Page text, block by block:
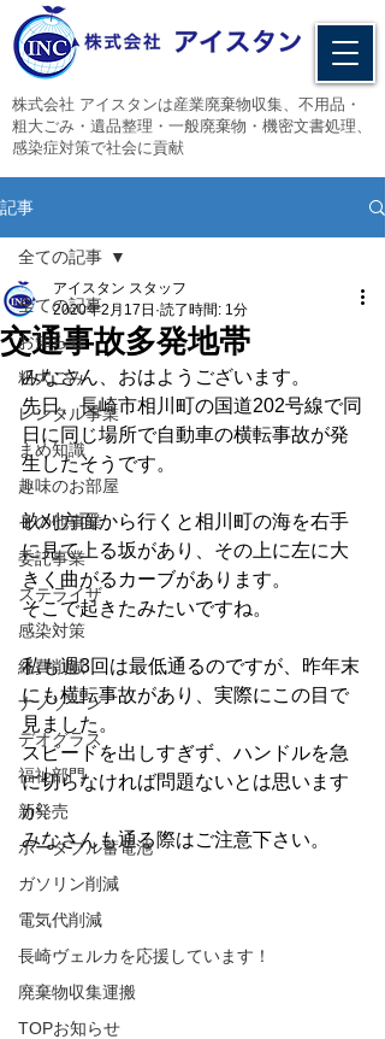
​株式会社 アイスタンは産業廃棄物収集、不用品・
粗大ごみ・遺品整理・一般廃棄物・機密文書処理、
感染症対策で社会に貢献
記事
全ての記事
お知らせ
粗大ごみ
レンタル事業
まめ知識
趣味のお部屋
その他事業
委託事業
ステライザ
感染対策
経費削減
ナノゾーン
デオグラス
福祉部門
新発売
ポータブル蓄電池
ガソリン削減
電気代削減
長崎ヴェルカを応援しています！
廃棄物収集運搬
TOPお知らせ
全ての記事
交通事故多発地帯
アイスタン スタッフ
2020年2月17日 読了時間: 1分
みなさん、おはようございます。
先日、長崎市相川町の国道202号線で同
日に同じ場所で自動車の横転事故が発
生したそうです。
畝刈方面から行くと相川町の海を右手
に見て上る坂があり、その上に左に大
きく曲がるカーブがあります。
そこで起きたみたいですね。
私も週3回は最低通るのですが、昨年末
にも横転事故があり、実際にこの目で
見ました。
スピードを出しすぎず、ハンドルを急
に切らなければ問題ないとは思います
が、
みなさんも通る際はご注意下さい。